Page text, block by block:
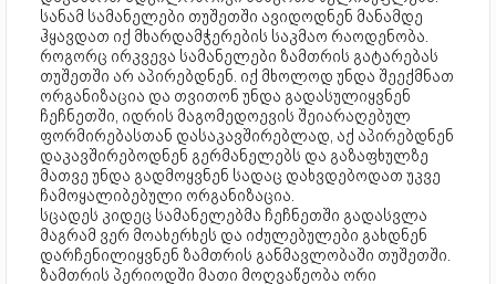
სანამ სამანელები თუშეთში ავიდოდნენ მანამდე
ჰყავდათ იქ მხარდამჭერების საკმაო რაოდენობა.
როგორც ირკვევა სამანელები ზამთრის გატარებას
თუშეთში არ აპირებდნენ. იქ მხოლოდ უნდა შეექმნათ
ორგანიზაცია და თვითონ უნდა გადასულიყვნენ
ჩეჩნეთში, იდრის მაგომედოევის შეიარაღებულ
ფორმირებასთან დასაკავშირებლად, აქ აპირებდნენ
დაკავშირებოდნენ გერმანელებს და გაზაფხულზე
მათვე უნდა გადმოყვნენ სადაც დახვდებოდათ უკვე
ჩამოყალიბებული ორგანიზაცია.
სცადეს კიდეც სამანელებმა ჩეჩნეთში გადასვლა
მაგრამ ვერ მოახერხეს და იძულებულები გახდნენ
დარჩენილიყვნენ ზამთრის განმავლობაში თუშეთში.
ზამთრის პერიოდში მათი მოღვაწეობა ორი